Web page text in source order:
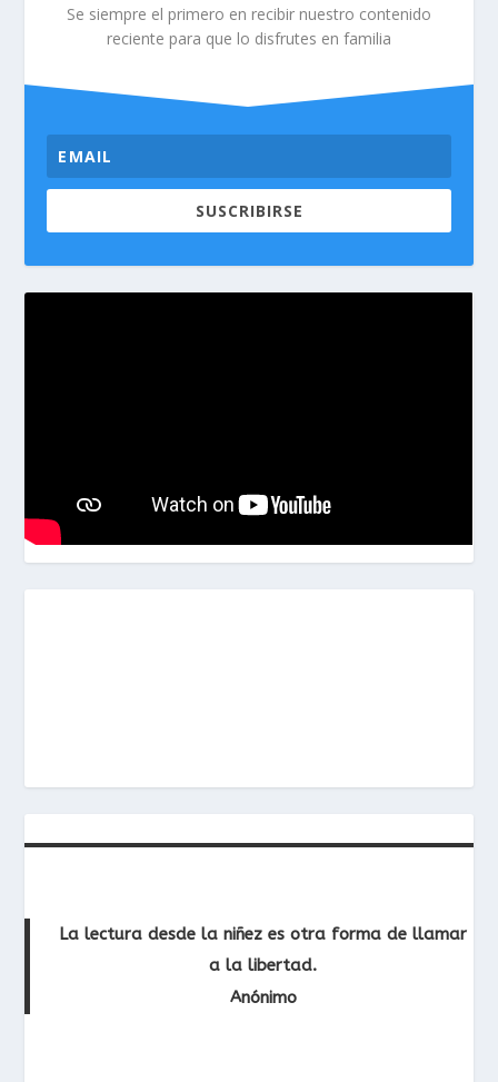
Se siempre el primero en recibir nuestro contenido
reciente para que lo disfrutes en familia
SUSCRIBIRSE
La lectura desde la niñez es otra forma de llamar
a la libertad.
Anónimo